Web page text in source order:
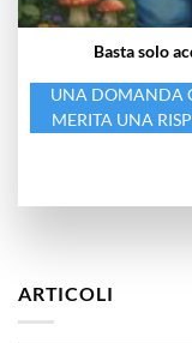
Basta solo
UNA DOMANDA
MERITA UNA
ARTICOLI